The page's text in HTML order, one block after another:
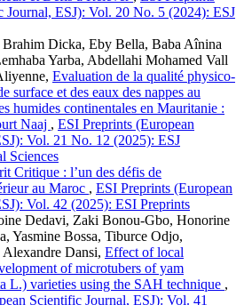
Journal, ESJ): Vol. 20 No. 5 (2024): ESJ
Dicka, Eby Bella, Baba Aînina
Yarba, Abdellahi Mohamed Vall
Evaluation de la qualité physico-
surface et des eaux des nappes au
humides continentales en Mauritanie :
Naaj , ESI Preprints (European
Vol. 21 No. 12 (2025): ESJ
Sciences
Critique : l’un des défis de
au Maroc , ESI Preprints (European
Vol. 42 (2025): ESI Preprints
Dedavi, Zaki Bonou-Gbo, Honorine
Yasmine Bossa, Tiburce Odjo,
Alexandre Dansi, Effect of local
of microtubers of yam
L.) varieties using the SAH technique ,
Scientific Journal, ESJ): Vol. 41